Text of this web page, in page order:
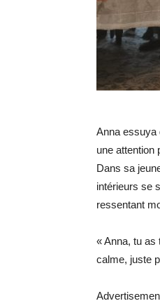
Anna essuya
une attention
Dans sa
intérieurs se
ressentant
« Anna, tu as
calme, juste